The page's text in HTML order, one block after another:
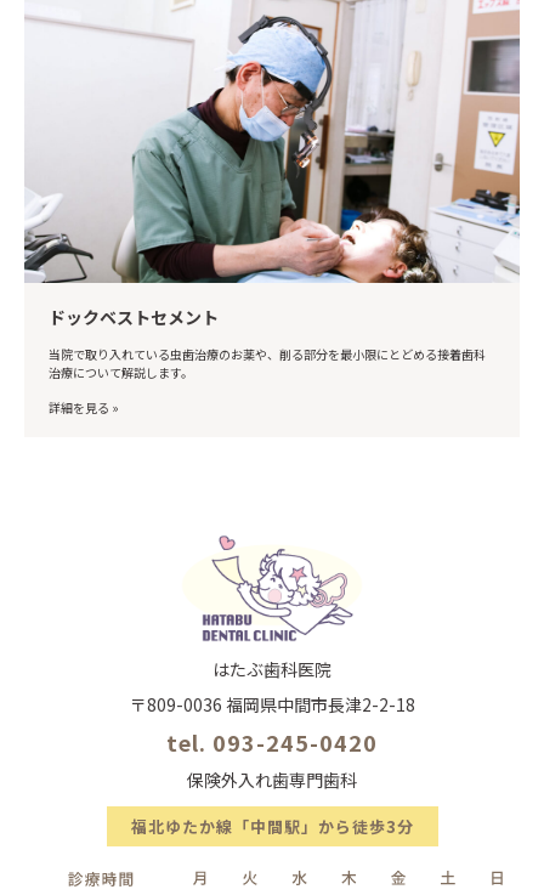
ドックベストセメント
当院で取り入れている虫歯治療のお薬や、削る部分を最小限にとどめる接着歯科
治療について解説します。
詳細を見る »
はたぶ歯科医院
〒809-0036 福岡県中間市長津2-2-18
tel. 093-245-0420
保険外入れ歯専門歯科
福北ゆたか線「中間駅」から徒歩3分